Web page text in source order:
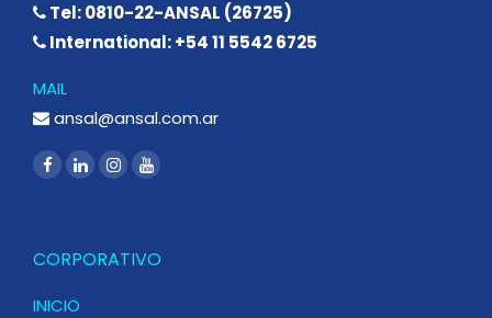
Tel: 0810-22-ANSAL (26725)
International: +54 11 5542 6725
MAIL
ansal@ansal.com.ar
CORPORATIVO
INICIO